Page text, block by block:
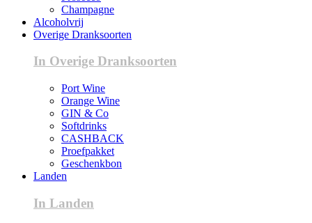
Champagne
Alcoholvrij
Overige Dranksoorten
In Overige Dranksoorten
Port Wine
Orange Wine
GIN & Co
Softdrinks
CASHBACK
Proefpakket
Geschenkbon
Landen
In Landen